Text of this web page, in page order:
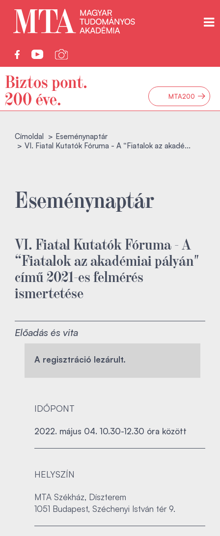
MTA200 →
Címoldal
Eseménynaptár
VI. Fiatal Kutatók Fóruma - A “Fiatalok az akadé...
Eseménynaptár
VI. Fiatal Kutatók Fóruma - A
“Fiatalok az akadémiai pályán"
című 2021-es felmérés
ismertetése
Előadás és vita
A regisztráció lezárult.
IDŐPONT
2022. május 04. 10.30-12.30 óra között
HELYSZÍN
MTA Székház, Díszterem
1051 Budapest, Széchenyi István tér 9.